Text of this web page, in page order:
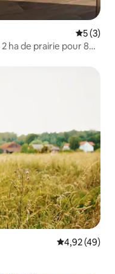
Note
5 (3)
ha de prairie pour 8
Note
4,92 (49)